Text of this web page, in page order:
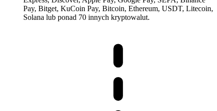
Pay, Bitget, KuCoin Pay, Bitcoin, Ethereum, USDT, Litecoin,
Solana lub ponad 70 innych kryptowalut.